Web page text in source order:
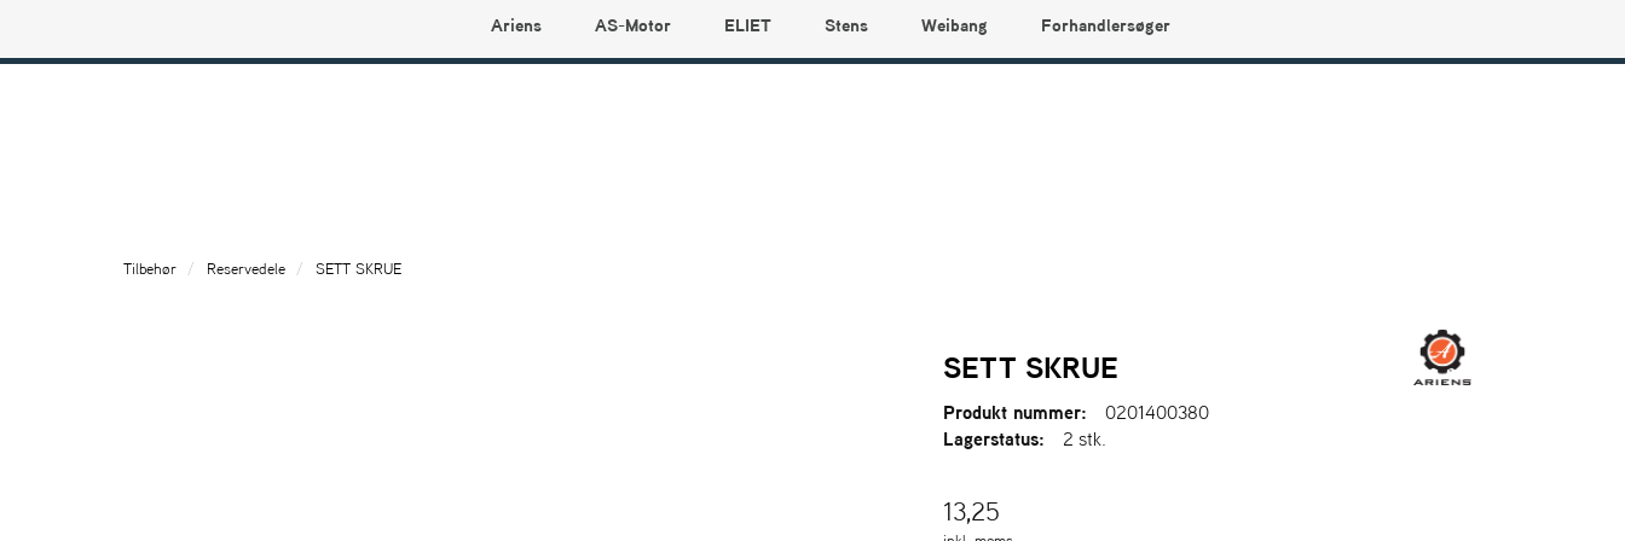
Ariens AS-Motor ELIET Stens Weibang Forhandlersøger
Tilbehør Reservedele SETT SKRUE
SETT SKRUE
Produkt nummer:
0201400380
Lagerstatus:
2 stk.
13,25